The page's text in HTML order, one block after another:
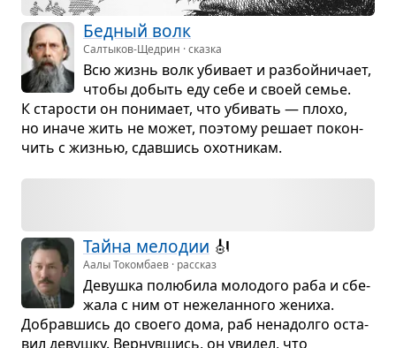
Бед­ный волк
Салтыков-Щедрин · сказка
Всю жизнь волк уби­вает и раз­бойни­чает,
чтобы добыть еду себе и своей семье.
К ста­ро­сти он пони­мает, что уби­вать — плохо,
но иначе жить не может, поэтому решает покон­
чить с жиз­нью, сдав­шись охот­ни­кам.
Тайна мело­дии 🎻
Аалы Токомбаев · рассказ
Девушка полю­била моло­дого раба и сбе­
жала с ним от неже­лан­ного жениха.
Добрав­шись до сво­его дома, раб нена­долго оста­
вил девушку. Вер­нув­шись, он уви­дел, что